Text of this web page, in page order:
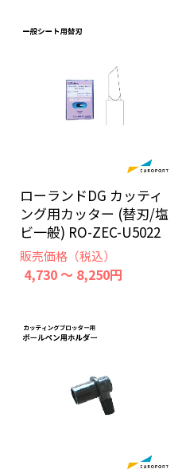
ローランドDG カッティ
ング用カッター (替刃/塩
ビ一般) RO-ZEC-U5022
販売価格（税込）
4,730 ～ 8,250円